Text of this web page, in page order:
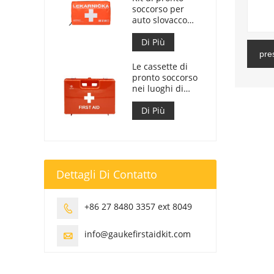
soccorso per
auto slovacco
Meet MZ SR
č.143/2009
Di Più
Le cassette di
pronto soccorso
nei luoghi di
lavoro sono
conformi al DM
388 del
Di Più
Dettagli Di Contatto
 +86 27 8480 3357 ext 8049
 info@gaukefirstaidkit.com